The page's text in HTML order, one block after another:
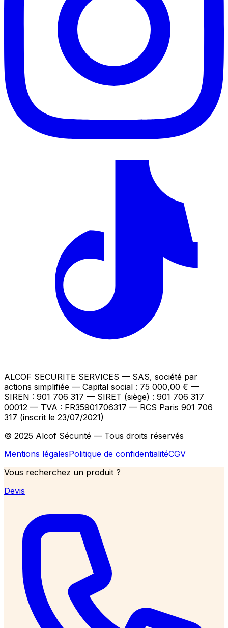
ALCOF SECURITE SERVICES — SAS, société par
actions simplifiée — Capital social : 75 000,00 € —
SIREN : 901 706 317 — SIRET (siège) : 901 706 317
00012 — TVA : FR35901706317 — RCS Paris 901 706
317 (inscrit le 23/07/2021)
© 2025 Alcof Sécurité — Tous droits réservés
Mentions légalesPolitique de confidentialitéCGV
Vous recherchez un produit ?
Devis